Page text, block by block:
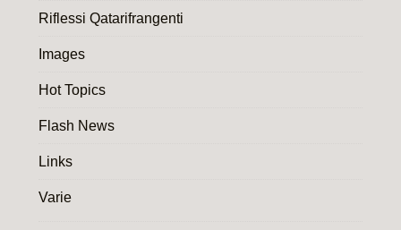
Riflessi Qatarifrangenti
Images
Hot Topics
Flash News
Links
Varie